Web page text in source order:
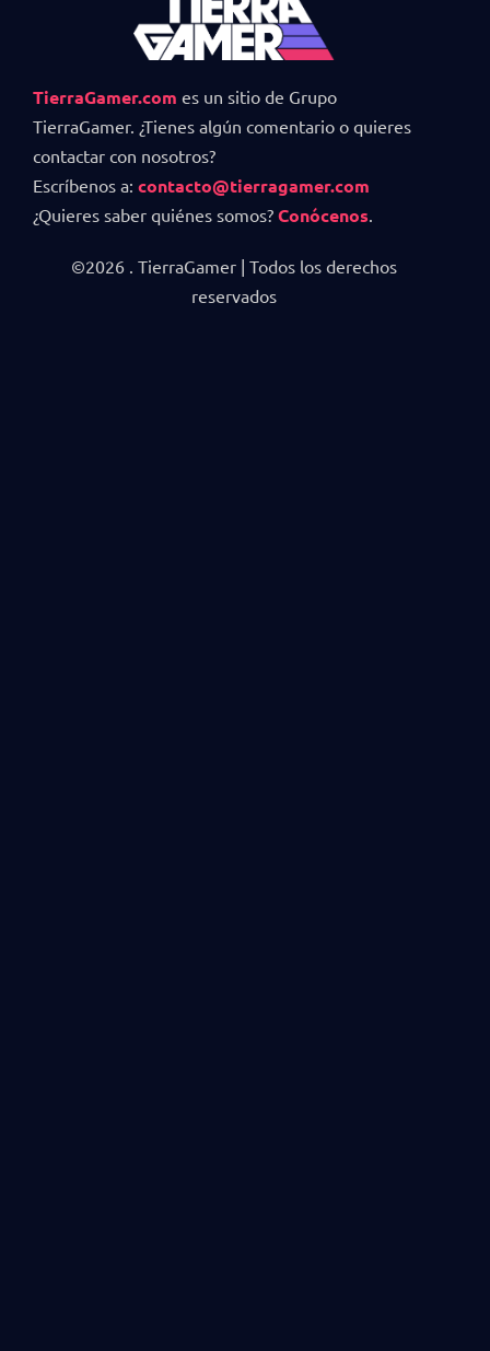
TierraGamer.com es un sitio de Grupo
TierraGamer. ¿Tienes algún comentario o quieres
contactar con nosotros?
Escríbenos a: contacto@tierragamer.com
¿Quieres saber quiénes somos? Conócenos
©2026 . TierraGamer | Todos los derechos
reservados